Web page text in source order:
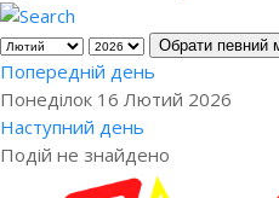
Обрати певний
Попередній день
Понеділок 16 Лютий 2026
Наступний день
Подій не знайдено